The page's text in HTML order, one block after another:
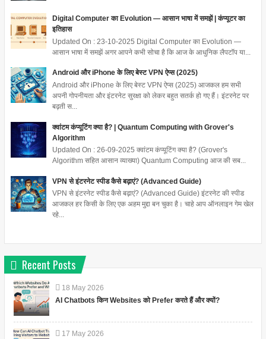
Digital Computer का Evolution — आसान भाषा में समझें | कंप्यूटर का
इतिहास
Updated On : 23-10-2025 Digital Computer का Evolution —
आसान भाषा में समझें अगर आपने कभी सोचा है कि आज के आधुनिक लैपटॉप या...
Android और iPhone के लिए बेस्ट VPN ऐप्स (2025)
Android और iPhone के लिए बेस्ट VPN ऐप्स (2025) आजकल हम सभी
अपनी गोपनीयता और इंटरनेट सुरक्षा को लेकर बहुत सतर्क हो गए हैं। इंटरनेट पर
बढ़ती स...
क्वांटम कंप्यूटिंग क्या है? | Quantum Computing with Grover's
Algorithm
Updated On : 26-09-2025 क्वांटम कंप्यूटिंग क्या है? (Grover's
Algorithm सहित आसान व्याख्या) Quantum Computing आज की सब...
VPN से इंटरनेट स्पीड कैसे बढ़ाएं? (Advanced Guide)
VPN से इंटरनेट स्पीड कैसे बढ़ाएं? (Advanced Guide) इंटरनेट की स्पीड
आजकल हर किसी के लिए एक अहम मुद्दा बन चुका है। चाहे आप ऑनलाइन गेम खेल
रहे...
Recent Posts
18 May 2026
AI Chatbots किन Websites को Prefer करते हैं और क्यों?
17 May 2026